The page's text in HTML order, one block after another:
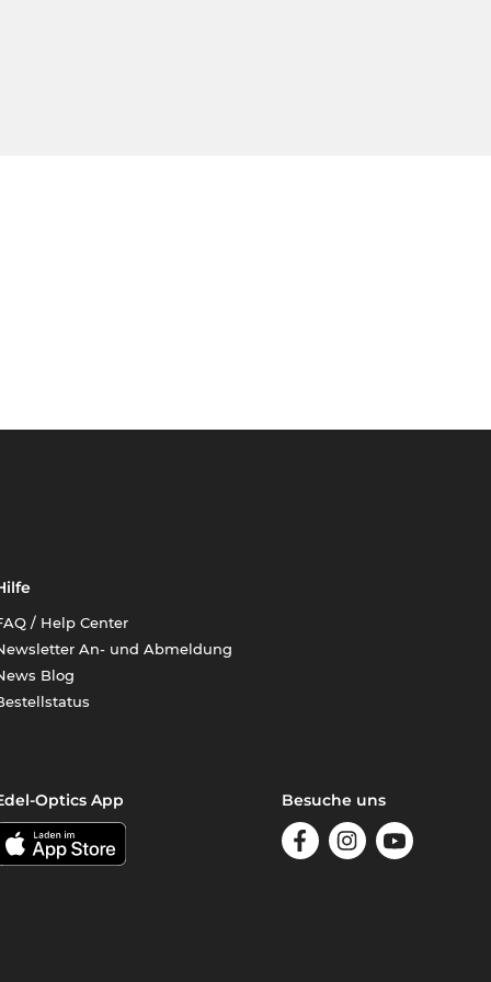
/ Help Center
An- und Abmeldung
Blog
Optics App Besuche uns